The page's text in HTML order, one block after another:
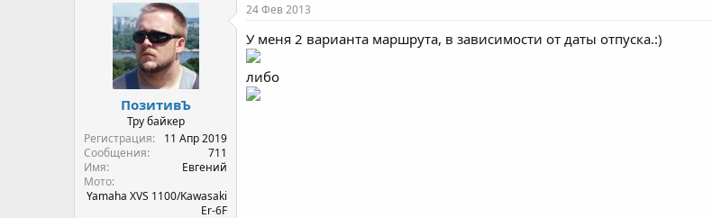
ПозитивЪ
Тру байкер
Регистрация
11 Апр 2019
Сообщения
711
Имя
Евгений
Мото
Yamaha XVS 1100/Kawasaki
Er-6F
24 Фев 2013
У меня 2 варианта маршрута, в зависимости от даты отпуска.:)
либо